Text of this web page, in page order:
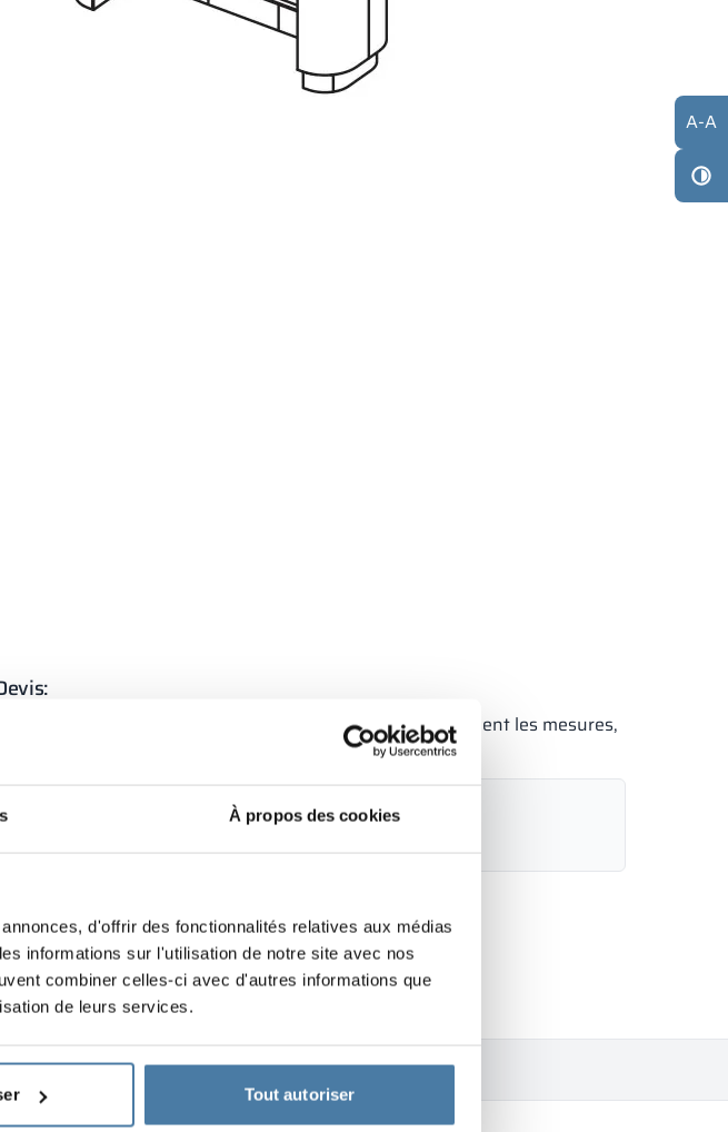
À propos des cookies
d'offrir des fonctionnalités relatives aux médias
informations sur l'utilisation de notre site avec nos
combiner celles-ci avec d'autres informations que
de leurs services.
Tout autoriser
Demandez une offre à un conseiller. Nous assurons également les mesures,
+48 789 777 485
(Lun–Ven 8:00 - 16:00)
Envoyer une demande
Description
A-A